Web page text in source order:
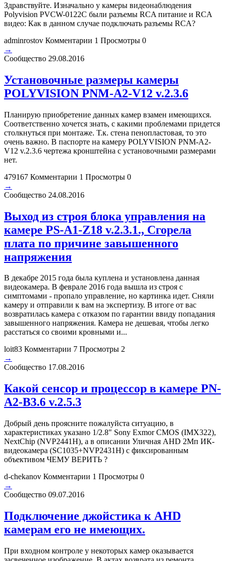
Здравствуйте. Изначально у камеры видеонаблюдения
Polyvision PVCW-0122C были разъемы RCA питание и RCA
видео: Как в данном случае подключать разъемы RCA?
adminrostov Комментарии 1 Просмотры 0
→
Сообщество 29.08.2016
Установочные размеры камеры
POLYVISION PNM-A2-V12 v.2.3.6
Планирую приобретение данных камер взамен имеющихся.
Соответственно хочется знать, с какими проблемами придется
столкнуться при монтаже. Т.к. стена пенопластовая, то это
очень важно. В паспорте на камеру POLYVISION PNM-A2-
V12 v.2.3.6 чертежа кронштейна с установочными размерами
нет.
479167 Комментарии 1 Просмотры 0
→
Сообщество 24.08.2016
Выход из строя блока управления на
камере PS-A1-Z18 v.2.3.1., Сгорела
плата по причине завышенного
напряжения
В декабре 2015 года была куплена и установлена данная
видеокамера. В феврале 2016 года вышла из строя с
симптомами - пропало управление, но картинка идет. Сняли
камеру и отправили к вам на экспертизу. В итоге от вас
возвратилась камера с отказом по гарантии ввиду попадания
завышенного напряжения. Камера не дешевая, чтобы легко
расстаться со своими кровными и...
loit83 Комментарии 7 Просмотры 2
→
Сообщество 17.08.2016
Какой сенсор и процессор в камере PN-
A2-B3.6 v.2.5.3
Добрый день проясните пожалуйста ситуацию, в
характеристиках указано 1/2.8" Sony Exmor CMOS (IMX322),
NextChip (NVP2441H), а в описании Уличная AHD 2Мп ИК-
видеокамера (SC1035+NVP2431H) с фиксированным
объективом ЧЕМУ ВЕРИТЬ ?
d-chekanov Комментарии 1 Просмотры 0
→
Сообщество 09.07.2016
Подключение джойстика к AHD
камерам его не имеющих.
При входном контроле у некоторых камер оказывается